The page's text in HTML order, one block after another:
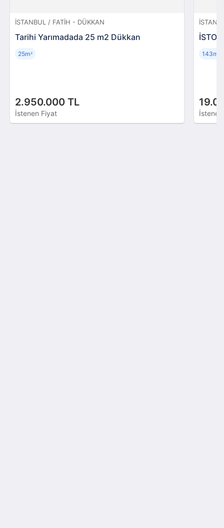
İSTANBUL / FATIH - DÜKKAN
Tarihi Yarımadada 25 m2 Dükkan
2.950.000 TL
İstenen Fiyat
25m² 143m